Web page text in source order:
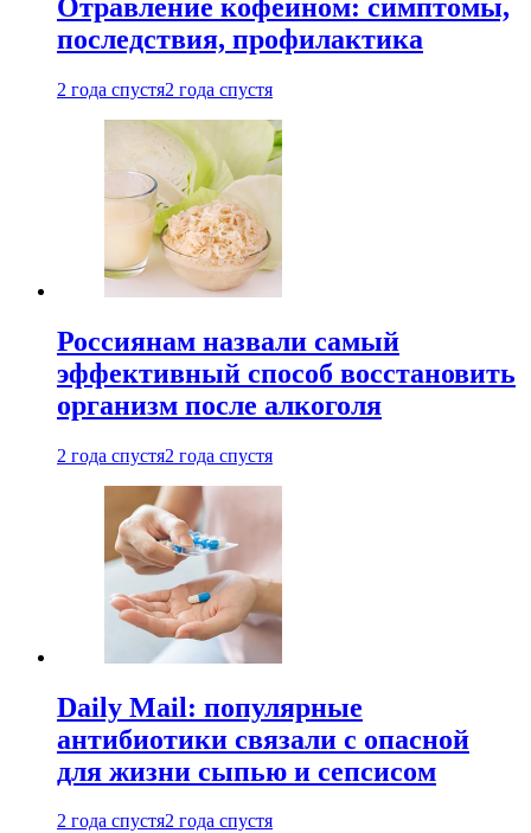
Отравление кофеином: симптомы,
последствия, профилактика
2 года спустя2 года спустя
Россиянам назвали самый
эффективный способ восстановить
организм после алкоголя
2 года спустя2 года спустя
Daily Mail: популярные
антибиотики связали с опасной
для жизни сыпью и сепсисом
2 года спустя2 года спустя